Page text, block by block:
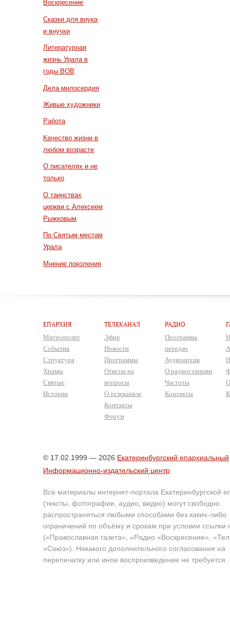
Воскресение
Сказки для внука
и внучки
Литературная
жизнь Урала в
годы ВОВ
Дела милосердия
Живые художники
Работа
Качество жизни в
любом возрасте
О писателях и не
только
О таинствах
церкви с Алексеем
Рыжковым
По Святым местам
Урала
Мнение поколения
ЕПАРХИЯ
Митрополит
События
Структура
Храмы
Святые
История
ТЕЛЕКАНАЛ
Эфир
Новости
Программы
Ответы на
вопросы
О телеканале
Контакты
Форум
РАДИО
Программа
передач
Аудиоархив
О радиостанции
Частоты
Контакты
© 17.02.1999 — 2026 Екатеринбургский епархиальный
Информационно-издательский центр
Все материалы интернет-портала Екатеринбургской
(тексты, фотографии, аудио, видео) могут свободно
распространяться любыми способами без каких-либо
ограничений по объёму и срокам при условии ссылки
(«Православная газета», «Радио «Воскресение»,
«Союз»). Никакого дополнительного согласования на
перепечатку или иное воспроизведение не требуется.